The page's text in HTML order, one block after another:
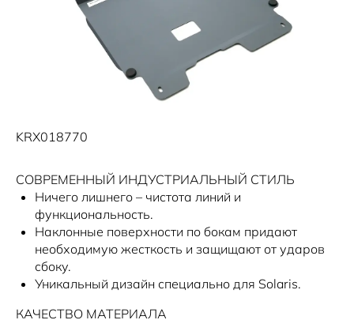
KRX018770
СОВРЕМЕННЫЙ ИНДУСТРИАЛЬНЫЙ СТИЛЬ
Ничего лишнего – чистота линий и
функциональность.
Наклонные поверхности по бокам придают
необходимую жесткость и защищают от ударов
сбоку.
Уникальный дизайн специально для Solaris.
КАЧЕСТВО МАТЕРИАЛА